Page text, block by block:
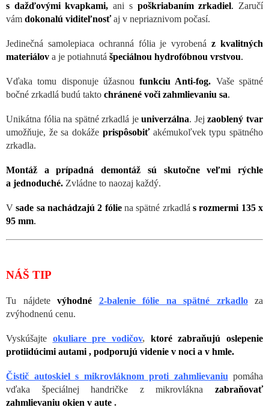
s dažďovými kvapkami, ani s poškriabaním zrkadiel. Zaručí
vám dokonalú viditeľnosť aj v nepriaznivom počasí.
Jedinečná samolepiaca ochranná fólia je vyrobenáz kvalitných
materiálov a je potiahnutá špeciálnou hydrofóbnou vrstvou.
Vďaka tomu disponuje úžasnoufunkciu Anti-fog. Vaše spätné
bočné zrkadlá budú takto chránené voči zahmlievaniu sa.
Unikátna fólia na spätné zrkadlá jeuniverzálna. Jejzaoblený tvar
umožňuje, že sa dokáže prispôsobiť akémukoľvek typu spätného
zrkadla.
Montáž a prípadná demontáž sú skutočne veľmi rýchle
a jednoduché. Zvládne to naozaj každý.
Vsade sa nachádzajú 2 fóliena spätné zrkadlá s rozmermi 135 x
95 mm.
NÁŠ TIP
Tu nájdete výhodné 2-balenie fólie na spätné zrkadloza
zvýhodnenú cenu.
Vyskúšajte okuliare pre vodičov, ktorézabraňujú oslepenie
protiidúcimi autami , podporujú videnie v noci a v hmle.
Čistič autoskiel s mikrovláknom proti zahmlievaniu pomáha
vďaka špeciálnej handričke z mikrovlákna zabraňovať
zahmlievaniu okien v aute .